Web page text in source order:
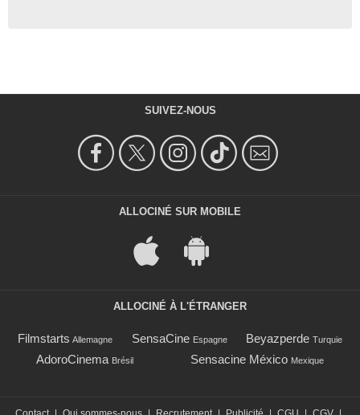
SUIVEZ-NOUS
ALLOCINÉ SUR MOBILE
ALLOCINÉ À L'ÉTRANGER
Filmstarts Allemagne SensaCine Espagne Beyazperde Turquie
AdoroCinema Brésil Sensacine México Mexique